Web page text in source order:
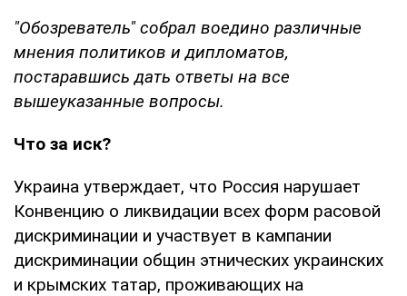
"Обозреватель" собрал воедино различные
мнения политиков и дипломатов,
постаравшись дать ответы на все
вышеуказанные вопросы.
Что за иск?
Украина утверждает, что Россия нарушает
Конвенцию о ликвидации всех форм расовой
дискриминации и участвует в кампании
дискриминации общин этнических украинских
и крымских татар, проживающих на